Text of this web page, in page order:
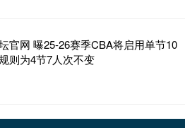
官网 曝25-26赛季CBA将启用单节10
则为4节7人次不变